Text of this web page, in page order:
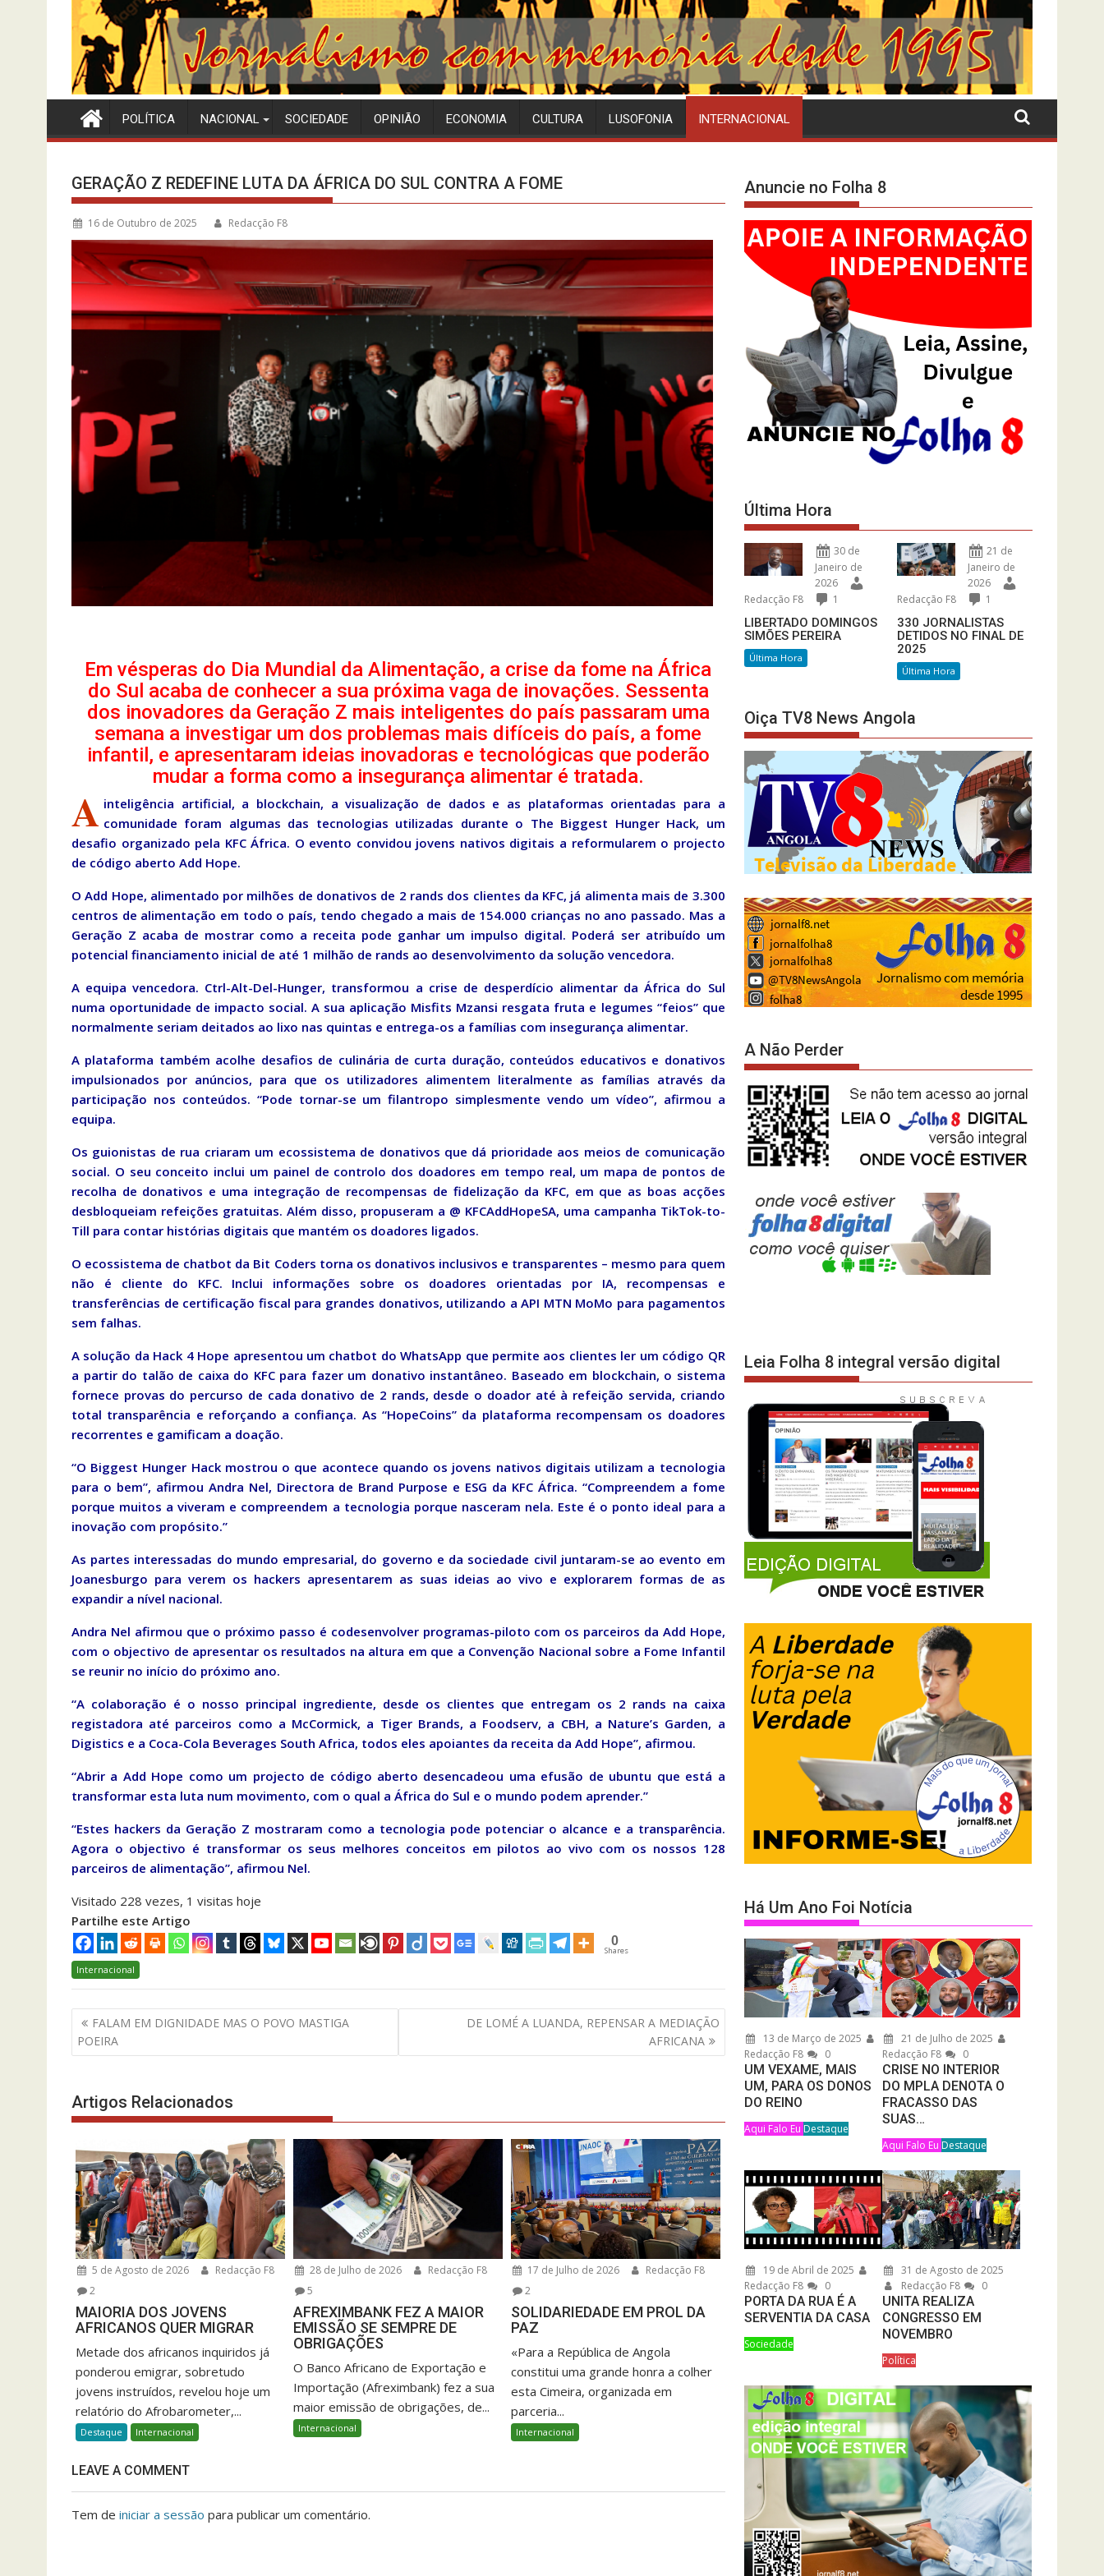
POLÍTICA NACIONAL SOCIEDADE OPINIÃO ECONOMIA CULTURA LUSOFONIA INTERNACIONAL
GERAÇÃO Z REDEFINE LUTA DA ÁFRICA DO SUL CONTRA A FOME
16 de Outubro de 2025 Redacção F8
Em vésperas do Dia Mundial da Alimentação, a crise da fome na África
do Sul acaba de conhecer a sua próxima vaga de inovações. Sessenta
dos inovadores da Geração Z mais inteligentes do país passaram uma
semana a investigar um dos problemas mais difíceis do país, a fome
infantil, e apresentaram ideias inovadoras e tecnológicas que poderão
mudar a forma como a insegurança alimentar é tratada.
A inteligência artificial, a blockchain, a visualização de dados e as plataformas orientadas para a
comunidade foram algumas das tecnologias utilizadas durante o The Biggest Hunger Hack, um
desafio organizado pela KFC África. O evento convidou jovens nativos digitais a reformularem o projecto
de código aberto Add Hope.
O Add Hope, alimentado por milhões de donativos de 2 rands dos clientes da KFC, já alimenta mais de 3.300
centros de alimentação em todo o país, tendo chegado a mais de 154.000 crianças no ano passado. Mas a
Geração Z acaba de mostrar como a receita pode ganhar um impulso digital. Poderá ser atribuído um
potencial financiamento inicial de até 1 milhão de rands ao desenvolvimento da solução vencedora.
A equipa vencedora. Ctrl-Alt-Del-Hunger, transformou a crise de desperdício alimentar da África do Sul
numa oportunidade de impacto social. A sua aplicação Misfits Mzansi resgata fruta e legumes “feios” que
normalmente seriam deitados ao lixo nas quintas e entrega-os a famílias com insegurança alimentar.
A plataforma também acolhe desafios de culinária de curta duração, conteúdos educativos e donativos
impulsionados por anúncios, para que os utilizadores alimentem literalmente as famílias através da
participação nos conteúdos. “Pode tornar-se um filantropo simplesmente vendo um vídeo”, afirmou a
equipa.
Os guionistas de rua criaram um ecossistema de donativos que dá prioridade aos meios de comunicação
social. O seu conceito inclui um painel de controlo dos doadores em tempo real, um mapa de pontos de
recolha de donativos e uma integração de recompensas de fidelização da KFC, em que as boas acções
desbloqueiam refeições gratuitas. Além disso, propuseram a @ KFCAddHopeSA, uma campanha TikTok-to-
Till para contar histórias digitais que mantém os doadores ligados.
O ecossistema de chatbot da Bit Coders torna os donativos inclusivos e transparentes – mesmo para quem
não é cliente do KFC. Inclui informações sobre os doadores orientadas por IA, recompensas e
transferências de certificação fiscal para grandes donativos, utilizando a API MTN MoMo para pagamentos
sem falhas.
A solução da Hack 4 Hope apresentou um chatbot do WhatsApp que permite aos clientes ler um código QR
a partir do talão de caixa do KFC para fazer um donativo instantâneo. Baseado em blockchain, o sistema
fornece provas do percurso de cada donativo de 2 rands, desde o doador até à refeição servida, criando
total transparência e reforçando a confiança. As “HopeCoins” da plataforma recompensam os doadores
recorrentes e gamificam a doação.
“O Biggest Hunger Hack mostrou o que acontece quando os jovens nativos digitais utilizam a tecnologia
para o bem”, afirmou Andra Nel, Directora de Brand Purpose e ESG da KFC África. “Compreendem a fome
porque muitos a viveram e compreendem a tecnologia porque nasceram nela. Este é o ponto ideal para a
inovação com propósito.”
As partes interessadas do mundo empresarial, do governo e da sociedade civil juntaram-se ao evento em
Joanesburgo para verem os hackers apresentarem as suas ideias ao vivo e explorarem formas de as
expandir a nível nacional.
Andra Nel afirmou que o próximo passo é codesenvolver programas-piloto com os parceiros da Add Hope,
com o objectivo de apresentar os resultados na altura em que a Convenção Nacional sobre a Fome Infantil
se reunir no início do próximo ano.
“A colaboração é o nosso principal ingrediente, desde os clientes que entregam os 2 rands na caixa
registadora até parceiros como a McCormick, a Tiger Brands, a Foodserv, a CBH, a Nature’s Garden, a
Digistics e a Coca-Cola Beverages South Africa, todos eles apoiantes da receita da Add Hope”, afirmou.
“Abrir a Add Hope como um projecto de código aberto desencadeou uma efusão de ubuntu que está a
transformar esta luta num movimento, com o qual a África do Sul e o mundo podem aprender.”
“Estes hackers da Geração Z mostraram como a tecnologia pode potenciar o alcance e a transparência.
Agora o objectivo é transformar os seus melhores conceitos em pilotos ao vivo com os nossos 128
parceiros de alimentação”, afirmou Nel.
Visitado 228 vezes, 1 visitas hoje
Partilhe este Artigo
0
Shares
Internacional
Navegação
de
artigos
FALAM EM DIGNIDADE MAS O POVO MASTIGA
POEIRA
DE LOMÉ A LUANDA, REPENSAR A MEDIAÇÃO
AFRICANA
Artigos Relacionados
5 de Agosto de 2026
Redacção F8
2
MAIORIA DOS JOVENS
AFRICANOS QUER MIGRAR
Metade dos africanos inquiridos já
ponderou emigrar, sobretudo
jovens instruídos, revelou hoje um
relatório do Afrobarometer,...
Destaque Internacional
28 de Julho de 2026
Redacção F8
5
AFREXIMBANK FEZ A MAIOR
EMISSÃO SE SEMPRE DE
OBRIGAÇÕES
O Banco Africano de Exportação e
Importação (Afreximbank) fez a sua
maior emissão de obrigações, de...
Internacional
17 de Julho de 2026
Redacção F8
2
SOLIDARIEDADE EM PROL DA
PAZ
«Para a República de Angola
constitui uma grande honra a colher
esta Cimeira, organizada em
parceria...
Internacional
LEAVE A COMMENT
Tem de iniciar a sessão para publicar um comentário.
Anuncie no Folha 8
Última Hora
30 de
Janeiro de
2026
Redacção F8
1
LIBERTADO DOMINGOS
SIMÕES PEREIRA
Última Hora
21 de
Janeiro de
2026
Redacção F8
1
330 JORNALISTAS
DETIDOS NO FINAL DE
2025
Última Hora
Oiça TV8 News Angola
A Não Perder
Leia Folha 8 integral versão digital
Há Um Ano Foi Notícia
13 de Março de 2025
Redacção F8
0
UM VEXAME, MAIS
UM, PARA OS DONOS
DO REINO
Aqui Falo Eu Destaque
21 de Julho de 2025
Redacção F8
0
CRISE NO INTERIOR
DO MPLA DENOTA O
FRACASSO DAS
SUAS…
Aqui Falo Eu Destaque
19 de Abril de 2025
Redacção F8
0
PORTA DA RUA É A
SERVENTIA DA CASA
Sociedade
31 de Agosto de 2025
Redacção F8
0
UNITA REALIZA
CONGRESSO EM
NOVEMBRO
Política